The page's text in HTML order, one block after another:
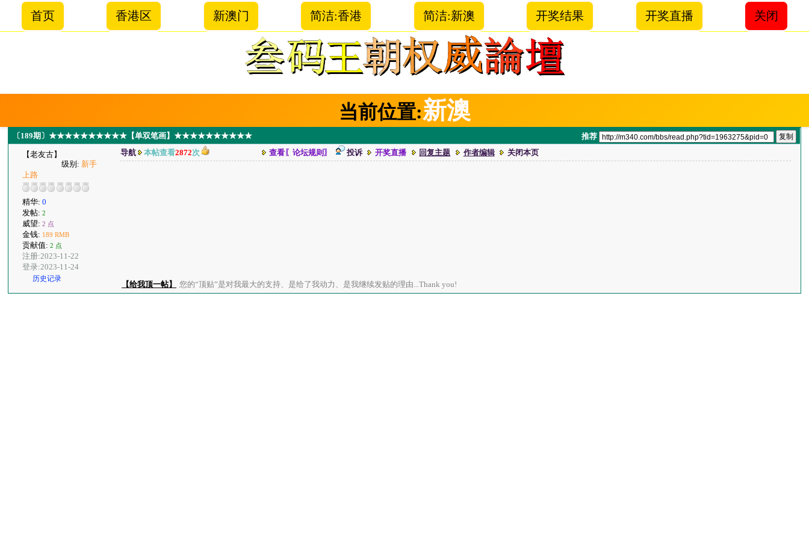
首页 香港区 新澳门 简洁:香港 简洁:新澳 开奖结果 开奖直播 关闭
当前位置:新澳
〔189期〕★★★★★★★★★★【单双笔画】★★★★★★★★★★ 推荐
【老友古】
级别: 新手
上路
精华:0
发帖:2
威望:2 点
金钱: 189 RMB
贡献值:2 点
注册:2023-11-22
登录:2023-11-24
历史记录
导航 本帖查看2872次 查看〖论坛规则〗 投诉 开奖直播 回复主题 作者编辑 关闭本页
【给我顶一帖】 您的“顶贴”是对我最大的支持、是给了我动力、是我继续发贴的理由...Thank you!